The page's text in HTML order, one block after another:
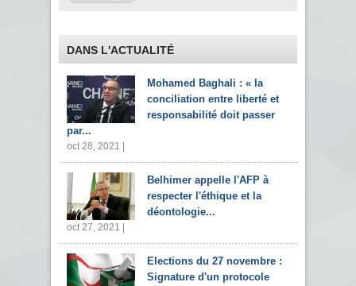
DANS L'ACTUALITÉ
Mohamed Baghali : « la
conciliation entre liberté et
responsabilité doit passer
par...
oct 28, 2021 |
Belhimer appelle l'AFP à
respecter l'éthique et la
déontologie...
oct 27, 2021 |
Elections du 27 novembre :
Signature d'un protocole